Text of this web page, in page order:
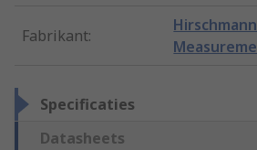
Fabrikant:
Specificaties
Datasheets